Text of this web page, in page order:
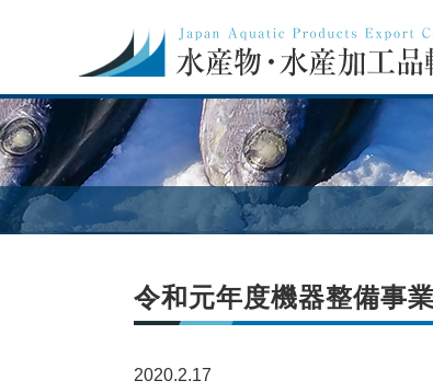
令和元年度機器整備事
2020.2.17